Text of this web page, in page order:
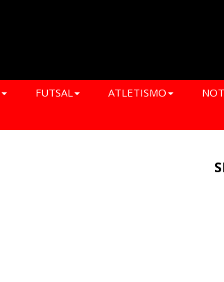
FUTSAL ATLETISMO